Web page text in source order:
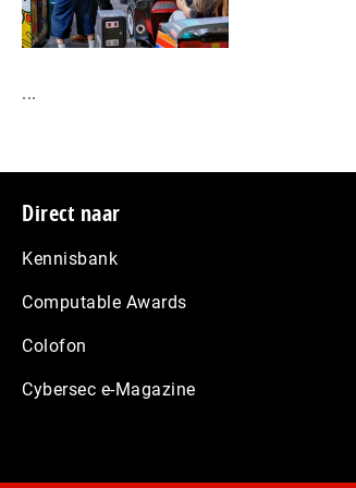
...
Footer
Direct naar
Kennisbank
Computable Awards
Colofon
Cybersec e-Magazine